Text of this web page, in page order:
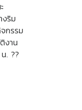
งริม
กรรม
งาน
. ??